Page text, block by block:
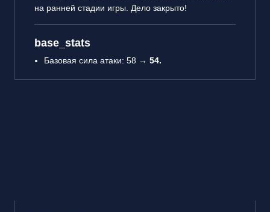
на ранней стадии игры. Дело закрыто!
base_stats
Базовая сила атаки: 58 → 54.